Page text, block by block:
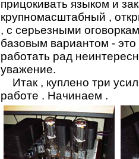
прицокивать языком и
крупномасштабный ,
, с серьезными
базовым вариантом -
работать рад
уважение.
Итак , куплено три
работе . Начинаем .